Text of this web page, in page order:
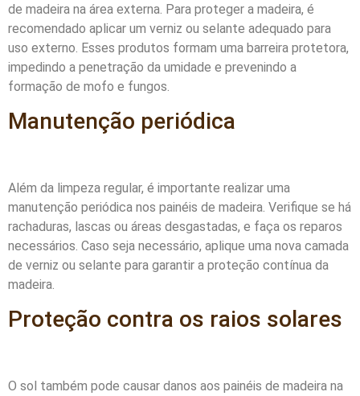
de madeira na área externa. Para proteger a madeira, é
recomendado aplicar um verniz ou selante adequado para
uso externo. Esses produtos formam uma barreira protetora,
impedindo a penetração da umidade e prevenindo a
formação de mofo e fungos.
Manutenção periódica
Além da limpeza regular, é importante realizar uma
manutenção periódica nos painéis de madeira. Verifique se há
rachaduras, lascas ou áreas desgastadas, e faça os reparos
necessários. Caso seja necessário, aplique uma nova camada
de verniz ou selante para garantir a proteção contínua da
madeira.
Proteção contra os raios solares
O sol também pode causar danos aos painéis de madeira na